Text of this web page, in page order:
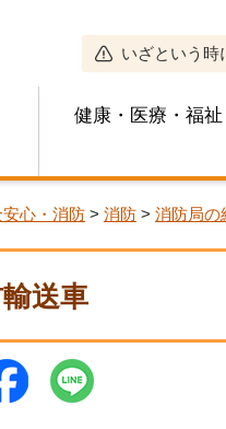
いざという時
健康・医療・福祉
心・消防 > 消防 > 消防局の
送車